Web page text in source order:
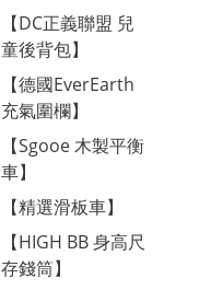
【DC正義聯盟 兒
童後背包】
【德國EverEarth
充氣圍欄】
【Sgooe 木製平衡
車】
【精選滑板車】
【HIGH BB 身高尺
存錢筒】